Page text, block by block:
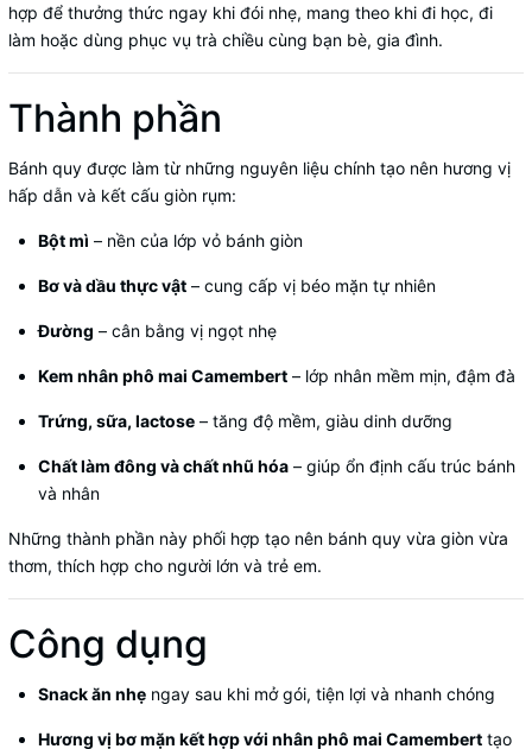
hợp để thưởng thức ngay khi đói nhẹ, mang theo khi đi học, đi
làm hoặc dùng phục vụ trà chiều cùng bạn bè, gia đình.
Thành phần
Bánh quy được làm từ những nguyên liệu chính tạo nên hương vị
hấp dẫn và kết cấu giòn rụm:
Bột mì – nền của lớp vỏ bánh giòn
Bơ và dầu thực vật – cung cấp vị béo mặn tự nhiên
Đường – cân bằng vị ngọt nhẹ
Kem nhân phô mai Camembert – lớp nhân mềm mịn, đậm đà
Trứng, sữa, lactose – tăng độ mềm, giàu dinh dưỡng
Chất làm đông và chất nhũ hóa – giúp ổn định cấu trúc bánh
và nhân
Những thành phần này phối hợp tạo nên bánh quy vừa giòn vừa
thơm, thích hợp cho người lớn và trẻ em.
Công dụng
Snack ăn nhẹ ngay sau khi mở gói, tiện lợi và nhanh chóng
Hương vị bơ mặn kết hợp với nhân phô mai Camembert tạo